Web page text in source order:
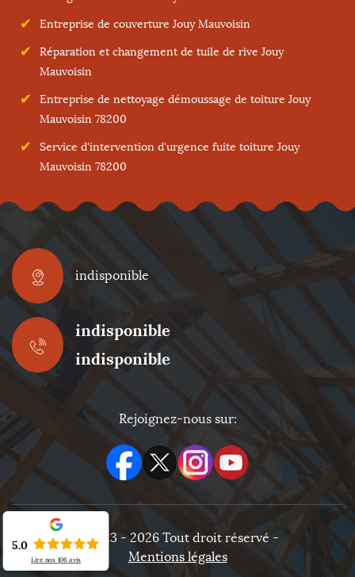
Entreprise de couverture Jouy Mauvoisin
Réparation et changement de tuile de rive Jouy
Mauvoisin
Entreprise de nettoyage démoussage de toiture Jouy
Mauvoisin 78200
Service d'intervention d'urgence fuite toiture Jouy
Mauvoisin 78200
indisponible
indisponible
indisponible
Rejoignez-nous sur:
©2023 - 2026 Tout droit réservé -
Mentions légales
5.0
Lire nos 106 avis